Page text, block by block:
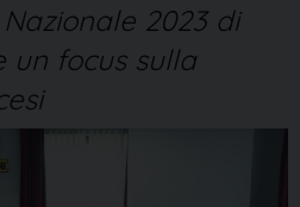
2023 di
un focus sulla